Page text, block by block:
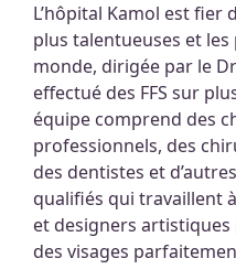
L’hôpital Kamol est fier
plus talentueuses et
monde, dirigée par le
effectué des FFS sur
équipe comprend des
professionnels, des
des dentistes et
qualifiés qui travaillent
et designers
des visages